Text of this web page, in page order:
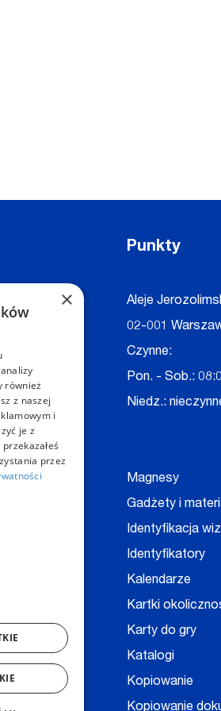
Warszawa
52
Punkty
Aleje
02-001
Czynne:
Pon. - Sob.:
Niedz.:
Magnesy
Gadżety i
Identyfikacja
Identyfikatory
Kalendarze
Kartki
Karty do gry
Katalogi
Kopiowanie
Kopiowanie
×
również
z naszej
i
je z
przez